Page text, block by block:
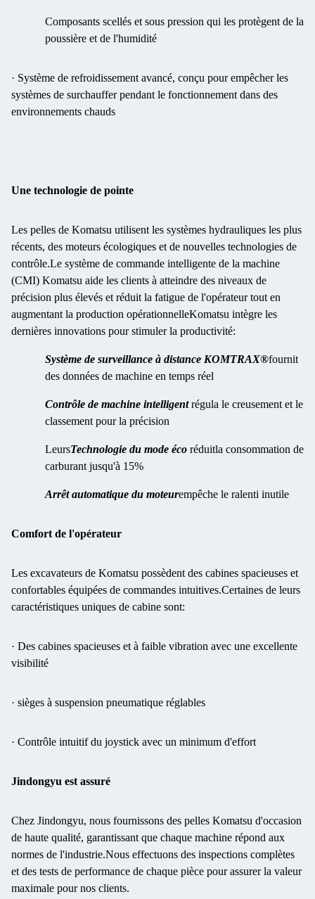
Composants scellés et sous pression qui les protègent de la
poussière et de l'humidité
· Système de refroidissement avancé, conçu pour empêcher les
systèmes de surchauffer pendant le fonctionnement dans des
environnements chauds
Une technologie de pointe
Les pelles de Komatsu utilisent les systèmes hydrauliques les plus
récents, des moteurs écologiques et de nouvelles technologies de
contrôle.Le système de commande intelligente de la machine
(CMI) Komatsu aide les clients à atteindre des niveaux de
précision plus élevés et réduit la fatigue de l'opérateur tout en
augmentant la production opérationnelleKomatsu intègre les
dernières innovations pour stimuler la productivité:
Système de surveillance à distance KOMTRAX®fournit
des données de machine en temps réel
Contrôle de machine intelligent régula le creusement et le
classement pour la précision
LeursTechnologie du mode éco réduitla consommation de
carburant jusqu'à 15%
Arrêt automatique du moteurempêche le ralenti inutile
Comfort de l'opérateur
Les excavateurs de Komatsu possèdent des cabines spacieuses et
confortables équipées de commandes intuitives.Certaines de leurs
caractéristiques uniques de cabine sont:
· Des cabines spacieuses et à faible vibration avec une excellente
visibilité
· sièges à suspension pneumatique réglables
· Contrôle intuitif du joystick avec un minimum d'effort
Jindongyu est assuré
Chez Jindongyu, nous fournissons des pelles Komatsu d'occasion
de haute qualité, garantissant que chaque machine répond aux
normes de l'industrie.Nous effectuons des inspections complètes
et des tests de performance de chaque pièce pour assurer la valeur
maximale pour nos clients.